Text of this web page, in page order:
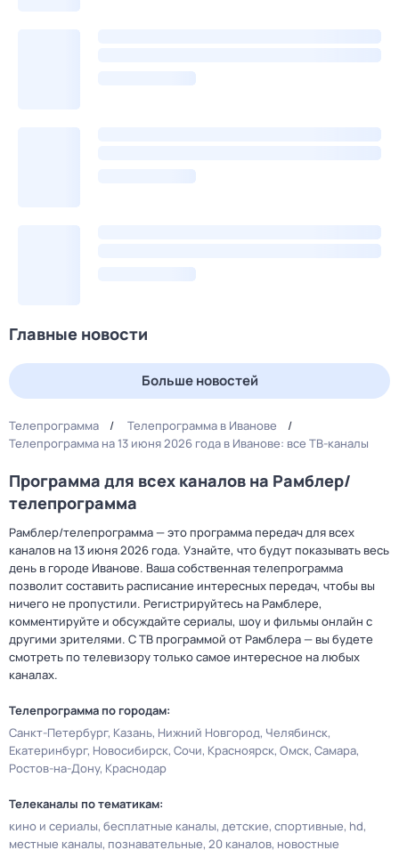
Главные новости
Больше новостей
Телепрограмма
Телепрограмма в Иванове
Телепрограмма на 13 июня 2026 года в Иванове: все ТВ-каналы
Программа для всех каналов на Рамблер/
телепрограмма
Рамблер/телепрограмма — это программа передач для всех
каналов на 13 июня 2026 года. Узнайте, что будут показывать весь
день в городе Иванове. Ваша собственная телепрограмма
позволит составить расписание интересных передач, чтобы вы
ничего не пропустили. Регистрируйтесь на Рамблере,
комментируйте и обсуждайте сериалы, шоу и фильмы онлайн с
другими зрителями. С ТВ программой от Рамблера — вы будете
смотреть по телевизору только самое интересное на любых
каналах.
Телепрограмма по городам:
Санкт-Петербург Казань Нижний Новгород Челябинск
Екатеринбург Новосибирск Сочи Красноярск Омск Самара
Ростов-на-Дону Краснодар
Телеканалы по тематикам:
кино и сериалы бесплатные каналы детские спортивные hd
местные каналы познавательные 20 каналов новостные